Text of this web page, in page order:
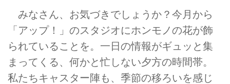
みなさん、お気づきでしょうか？今月から
「アップ！」のスタジオにホンモノの花が飾
られていることを。一日の情報がギュッと集
まってくる、何かと忙しない夕方の時間帯。
私たちキャスター陣も、季節の移ろいを感じ